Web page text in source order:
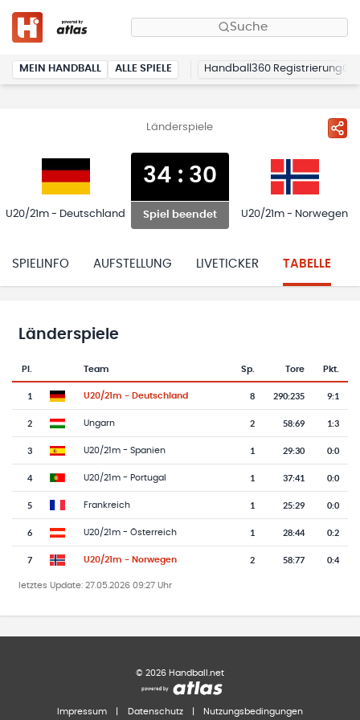
Suche
MEIN HANDBALL ALLE SPIELE Handball360 Registrierung
Länderspiele
U20/21m - Deutschland
34 : 30
Spiel beendet U20/21m - Norwegen
SPIELINFO AUFSTELLUNG LIVETICKER TABELLE
Länderspiele
Tabelle mit Vereinsplatzierungen, Spielen, Toren und Punkten
Pl.
Team-Logo
Team Sp. Tore Pkt.
1 U20/21m - Deutschland 8 290:235 9:1
2 Ungarn 2 58:69 1:3
3 U20/21m - Spanien 1 29:30 0:0
4 U20/21m - Portugal 1 37:41 0:0
5 Frankreich 1 25:29 0:0
6 U20/21m - Österreich 1 28:44 0:2
7 U20/21m - Norwegen 2 58:77 0:4
letztes Update: 27.05.2026 09:27 Uhr
© 2026 Handball.net
Impressum Datenschutz Nutzungsbedingungen